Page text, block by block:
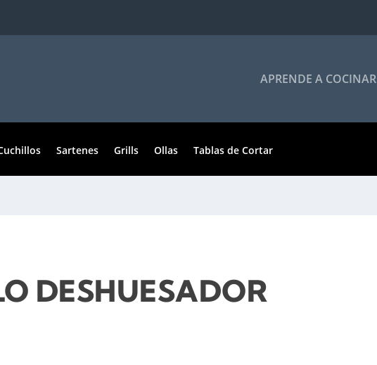
APRENDE A COCINAR
Sartenes Grills Ollas Tablas de Cortar
DESHUESADOR